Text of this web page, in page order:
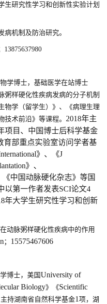
生研究性学习和创新性实验计划
病机制及防治研究。
13875637980
学博士，基础医学在站博士
粥样硬化性疾病发病的分子机制
物学（留学生）》、《病理生理
技术前沿》等课程。 2018年主
项目、中国博士后科学基金
育部重点实验室访问学者基
》、《J
》、
《中国动脉硬化杂志》等国
以第一作者发表SCI论文4
年大学生研究性学习和创新
动脉粥样硬化性疾病中的作用
； 15575467606
博士，美国 University of
Biology》《Scientific
主持湖南省自然科学基金1项，湖